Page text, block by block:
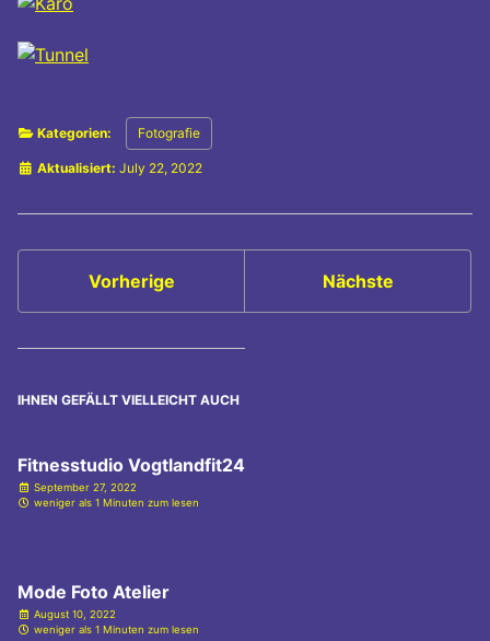
Kategorien: Fotografie
Aktualisiert: July 22, 2022
Vorherige Nächste
IHNEN GEFÄLLT VIELLEICHT AUCH
Fitnesstudio Vogtlandfit24
September 27, 2022
weniger als 1 Minuten zum lesen
Mode Foto Atelier
August 10, 2022
weniger als 1 Minuten zum lesen